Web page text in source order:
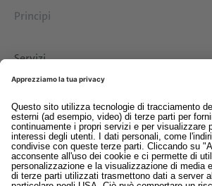
Principi
Servizi
Contatto
EDI